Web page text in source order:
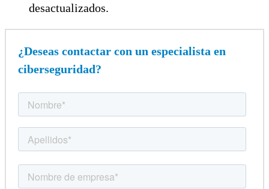
desactualizados.
¿Deseas contactar con un especialista en
ciberseguridad?